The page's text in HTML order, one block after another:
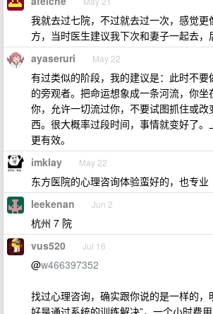
我就去过七院，不过就去过一次，感觉
方，当时医生建议我下次和妻子一起去，
ayaseruri May 22
有过类似的阶段，我的建议是：此时不
的旁观者。把命运想象成一条河流，你
你，允许一切流过你，不要试图抓住或改
西。很大概率过段时间，事情就变好了。
更有效。
imklay May 22
东方医院的心理咨询体验蛮好的，也专业
leekenan Jun 2
杭州 7 院
vus520 Jul 16
@w466397352
找过心理咨询，确实跟你说的是一样的，
好是通过系统的训练解决”，一个小时费